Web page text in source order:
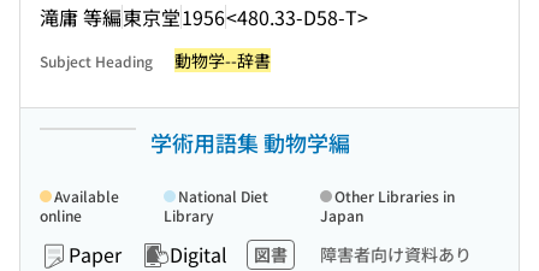
滝庸 等編東京堂1956<480.33-D58-T>
Subject Heading 動物学--辞書
学術用語集 動物学編
Paper Digital 図書 障害者向け資料あり
Available
online
National Diet
Library
Other Libraries in
Japan